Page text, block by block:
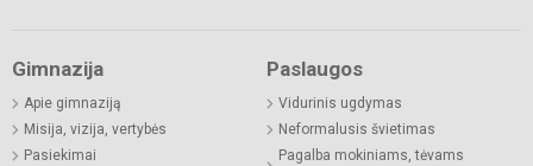
Gimnazija
Apie gimnaziją
Misija, vizija, vertybės
Pasiekimai
Paslaugos
Vidurinis ugdymas
Neformalusis švietimas
Pagalba mokiniams, tėvams